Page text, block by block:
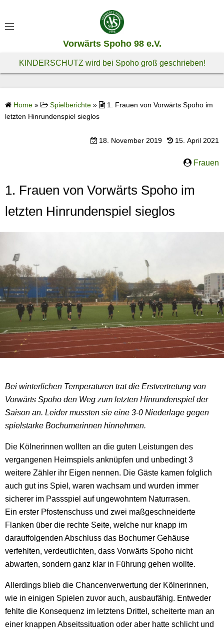
Vorwärts Spoho 98 e.V.
KINDERSCHUTZ wird bei Spoho groß geschrieben!
Home » Spielberichte »
1. Frauen von Vorwärts Spoho im
letzten Hinrundenspiel sieglos
18. November 2019 15. April 2021
Frauen
1. Frauen von Vorwärts Spoho im
letzten Hinrundenspiel sieglos
Bei winterlichen Temperaturen trat die Erstvertretung von
Vorwärts Spoho den Weg zum letzten Hinrundenspiel der
Saison an. Leider mussten sie eine 3-0 Niederlage gegen
spielstarke Bochumerinnen hinnehmen.
Die Kölnerinnen wollten an die guten Leistungen des
vergangenen Heimspiels anknüpfen und unbedingt 3
weitere Zähler ihr Eigen nennen. Die Gäste kamen folglich
auch gut ins Spiel, waren wachsam und wurden immer
sicherer im Passspiel auf ungewohntem Naturrasen.
Ein erster Pfostenschuss und zwei maßgeschneiderte
Flanken über die rechte Seite, welche nur knapp im
darauffolgenden Abschluss das Bochumer Gehäuse
verfehlten, verdeutlichten, dass Vorwärts Spoho nicht
abwarten, sondern ganz klar in Führung gehen wollte.
Allerdings blieb die Chancenverwertung der Kölnerinnen,
wie in einigen Spielen zuvor auch, ausbaufähig. Entweder
fehlte die Konsequenz im letztens Drittel, scheiterte man an
einer knappen Abseitssituation oder aber hatte schlicht und